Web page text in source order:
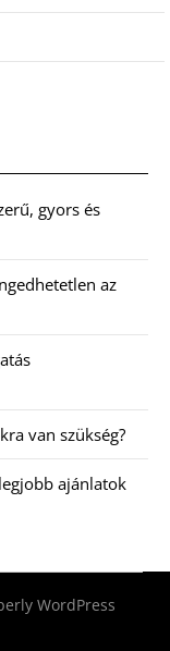
gyors és
az
van szükség?
ajánlatok
WordPress